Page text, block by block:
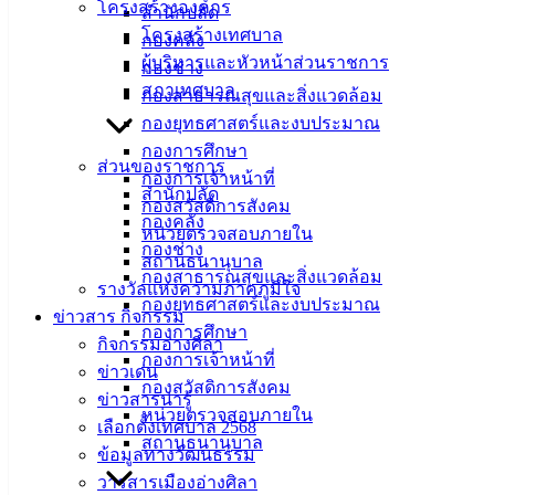
สำนักปลัด
กองคลัง
กองช่าง
กองสาธารณสุขและสิ่งแวดล้อม
กองยุทธศาสตร์และงบประมาณ
กองการศึกษา
กองการเจ้าหน้าที่
กองสวัสดิการสังคม
หน่วยตรวจสอบภายใน
สถานธนานุบาล
รางวัลแห่งความภาคภูมิใจ
ข่าวสาร กิจกรรม
กิจกรรมอ่างศิลา
ข่าวเด่น
ข่าวสารน่ารู้
เลือกตั้งเทศบาล 2568
ข้อมูลทางวัฒนธรรม
วารสารเมืองอ่างศิลา
โครงสร้างองค์กร
โครงสร้างเทศบาล
ผู้บริหารและหัวหน้าส่วนราชการ
สภาเทศบาล
ส่วนของราชการ
สำนักปลัด
กองคลัง
กองช่าง
กองสาธารณสุขและสิ่งแวดล้อม
กองยุทธศาสตร์และงบประมาณ
กองการศึกษา
กองการเจ้าหน้าที่
กองสวัสดิการสังคม
หน่วยตรวจสอบภายใน
สถานธนานุบาล
ปลั๊กไฟ 5 ช่อง(4-09-67) ดาวน์โหลด
เทศบาลเมืองอ่างศิลา